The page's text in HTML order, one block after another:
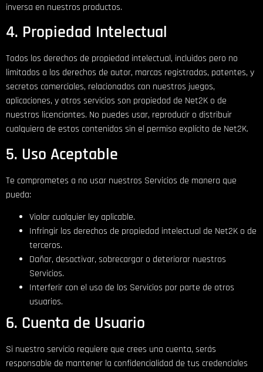
inversa en nuestros productos.
4. Propiedad Intelectual
Todos los derechos de propiedad intelectual, incluidos pero no
limitados a los derechos de autor, marcas registradas, patentes, y
secretos comerciales, relacionados con nuestros juegos,
aplicaciones, y otros servicios son propiedad de Net2K o de
nuestros licenciantes. No puedes usar, reproducir o distribuir
cualquiera de estos contenidos sin el permiso explícito de Net2K.
5. Uso Aceptable
Te comprometes a no usar nuestros Servicios de manera que
pueda:
Violar cualquier ley aplicable.
Infringir los derechos de propiedad intelectual de Net2K o de
terceros.
Dañar, desactivar, sobrecargar o deteriorar nuestros
Servicios.
Interferir con el uso de los Servicios por parte de otros
usuarios.
6. Cuenta de Usuario
Si nuestro servicio requiere que crees una cuenta, serás
responsable de mantener la confidencialidad de tus credenciales